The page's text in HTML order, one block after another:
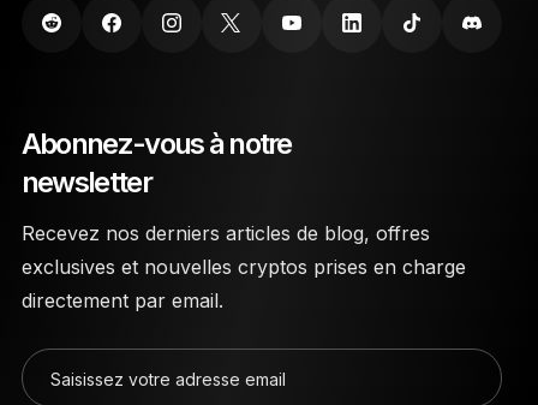
Abonnez-vous à notre
newsletter
Recevez nos derniers articles de blog, offres
exclusives et nouvelles cryptos prises en charge
directement par email.
Saisissez votre adresse email